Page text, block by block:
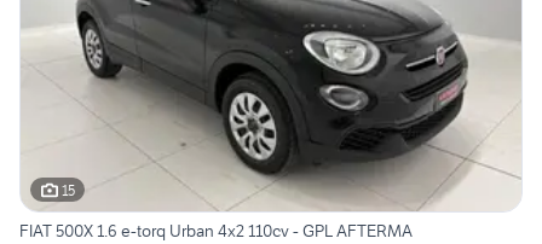
15
FIAT 500X 1.6 e-torq Urban 4x2 110cv - GPL AFTERMA